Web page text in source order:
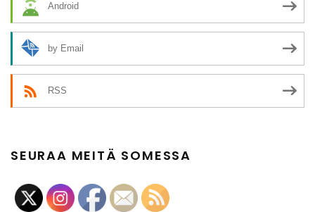
Android
by Email
RSS
SEURAA MEITÄ SOMESSA